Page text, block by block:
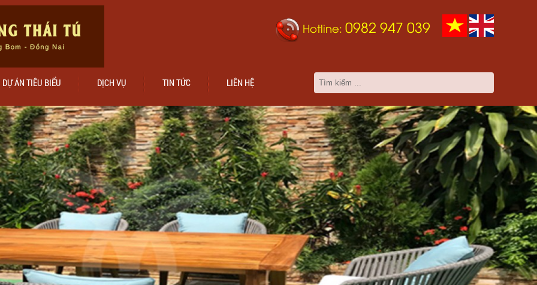
Hotline: 0982 947 039
DỰ ÁN TIÊU BIỂU DỊCH VỤ TIN TỨC LIÊN HỆ